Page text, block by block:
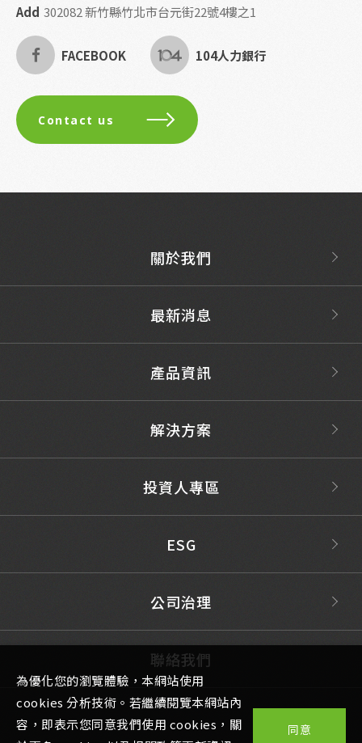
Add 302082 新竹縣竹北市台元街22號4樓之1
FACEBOOK 104人力銀行
Contact us
關於我們
最新消息
產品資訊
解決方案
投資人專區
ESG
公司治理
聯絡我們
為優化您的瀏覽體驗，本網站使用
cookies 分析技術。若繼續閱覽本網站內
容，即表示您同意我們使用 cookies，關
同意